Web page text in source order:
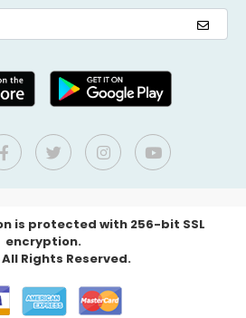
is protected with 256-bit SSL
encryption.
Rights Reserved.